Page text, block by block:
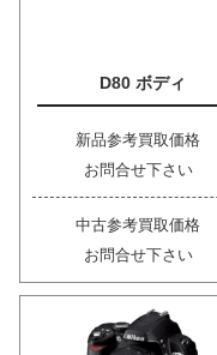
D80 ボディ
新品参考買取価格
お問合せ下さい
中古参考買取価格
お問合せ下さい